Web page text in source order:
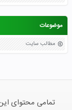
موضوعات
مطالب سایت
تمامی محتوای